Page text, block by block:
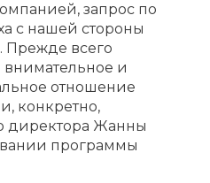
запрос по
с нашей стороны
Прежде всего
внимательное и
отношение
конкретно,
директора Жанны
программы